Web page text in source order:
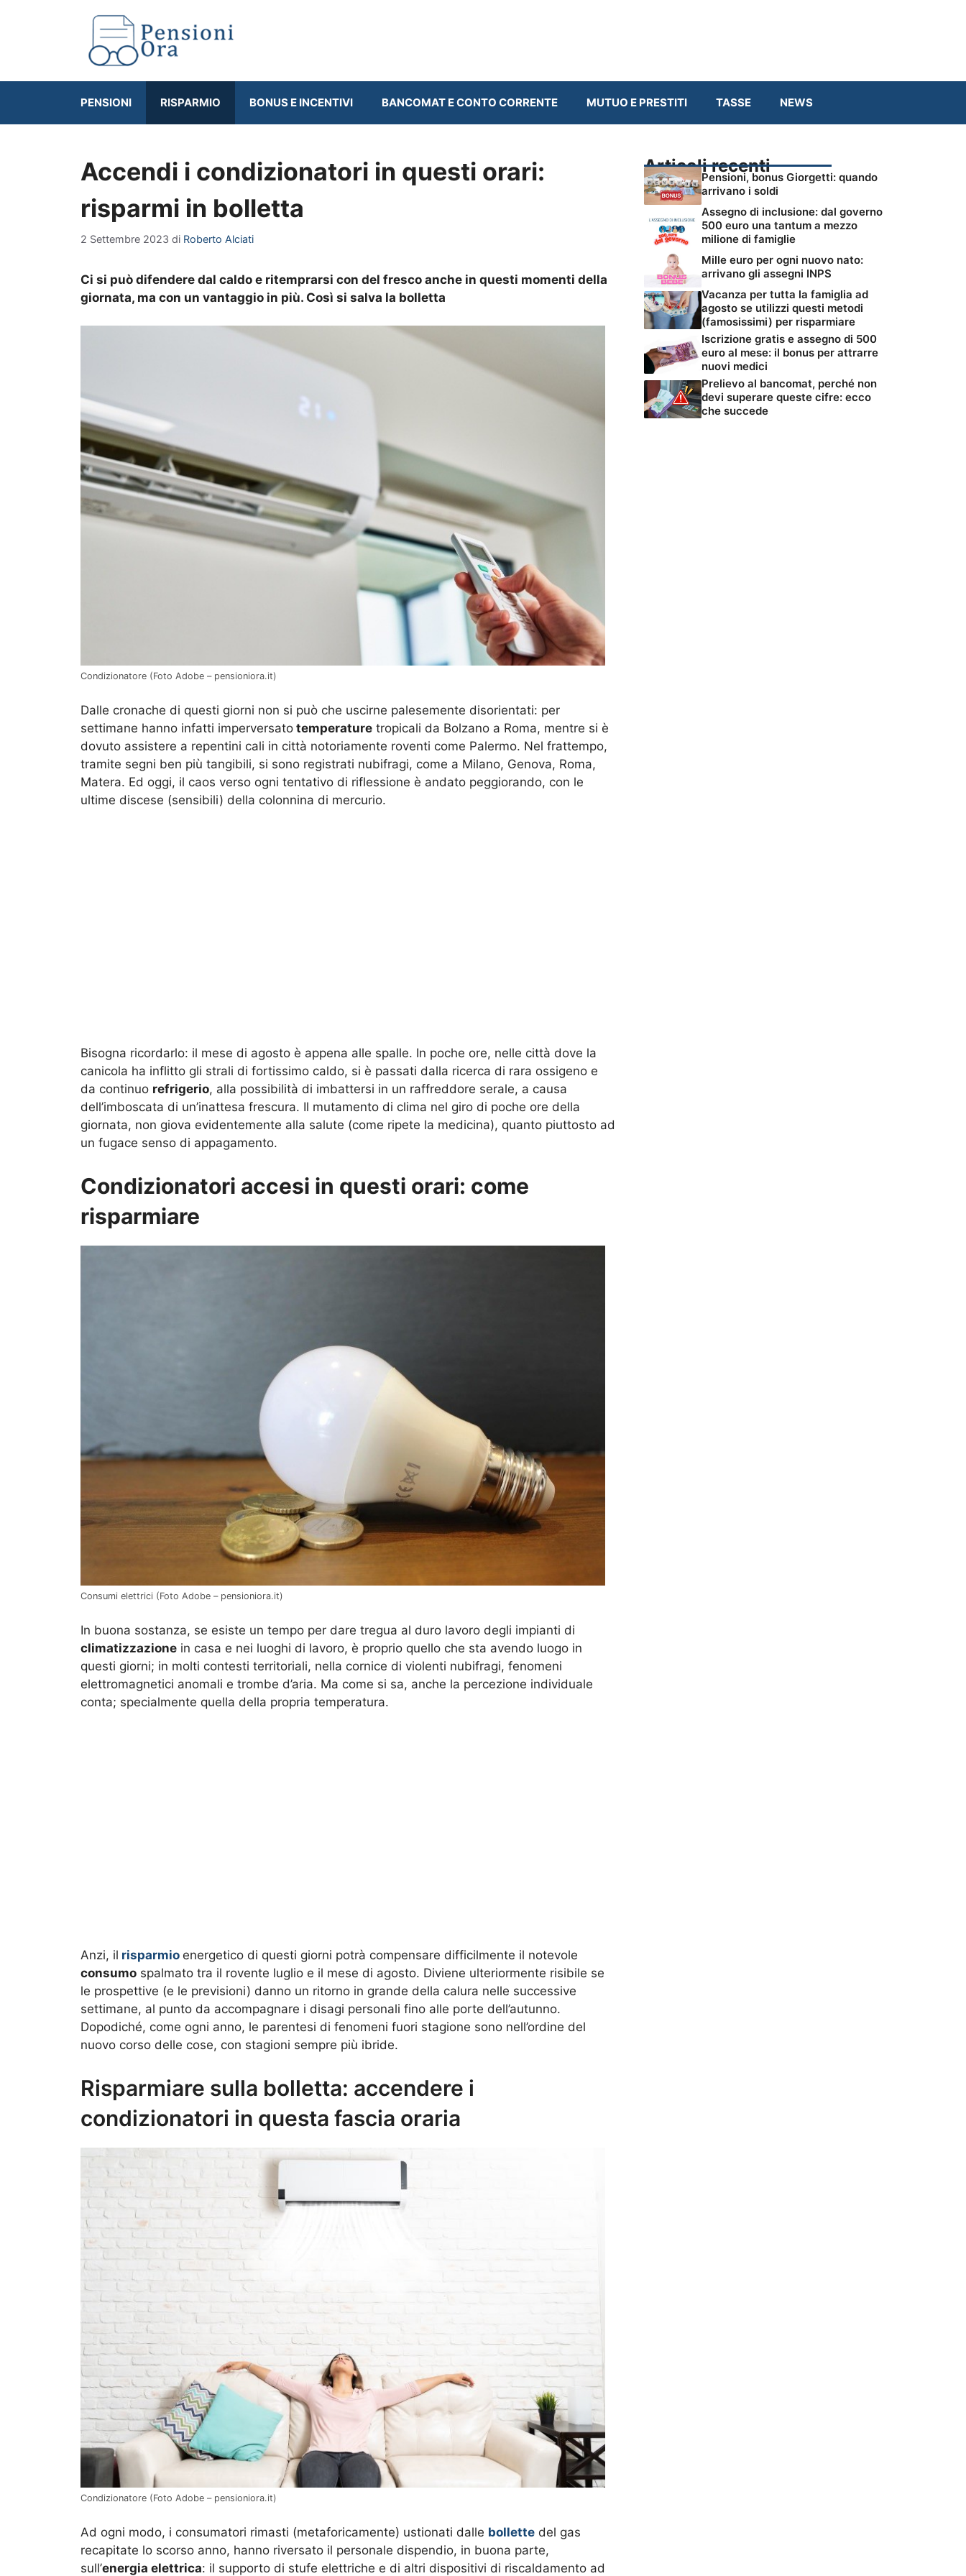
PENSIONI RISPARMIO BONUS E INCENTIVI BANCOMAT E CONTO CORRENTE MUTUO E PRESTITI TASSE NEWS
Accendi i condizionatori in questi orari:
risparmi in bolletta
2 Settembre 2023 di Roberto Alciati
Ci si può difendere dal caldo e ritemprarsi con del fresco anche in questi momenti della
giornata, ma con un vantaggio in più. Così si salva la bolletta
Condizionatore (Foto Adobe – pensioniora.it)
Dalle cronache di questi giorni non si può che uscirne palesemente disorientati: per
settimane hanno infatti imperversato temperature tropicali da Bolzano a Roma, mentre si è
dovuto assistere a repentini cali in città notoriamente roventi come Palermo. Nel frattempo,
tramite segni ben più tangibili, si sono registrati nubifragi, come a Milano, Genova, Roma,
Matera. Ed oggi, il caos verso ogni tentativo di riflessione è andato peggiorando, con le
ultime discese (sensibili) della colonnina di mercurio.
Bisogna ricordarlo: il mese di agosto è appena alle spalle. In poche ore, nelle città dove la
canicola ha inflitto gli strali di fortissimo caldo, si è passati dalla ricerca di rara ossigeno e
da continuo refrigerio, alla possibilità di imbattersi in un raffreddore serale, a causa
dell’imboscata di un’inattesa frescura. Il mutamento di clima nel giro di poche ore della
giornata, non giova evidentemente alla salute (come ripete la medicina), quanto piuttosto ad
un fugace senso di appagamento.
Condizionatori accesi in questi orari: come
risparmiare
Consumi elettrici (Foto Adobe – pensioniora.it)
In buona sostanza, se esiste un tempo per dare tregua al duro lavoro degli impianti di
climatizzazione in casa e nei luoghi di lavoro, è proprio quello che sta avendo luogo in
questi giorni; in molti contesti territoriali, nella cornice di violenti nubifragi, fenomeni
elettromagnetici anomali e trombe d’aria. Ma come si sa, anche la percezione individuale
conta; specialmente quella della propria temperatura.
Anzi, il risparmio energetico di questi giorni potrà compensare difficilmente il notevole
consumo spalmato tra il rovente luglio e il mese di agosto. Diviene ulteriormente risibile se
le prospettive (e le previsioni) danno un ritorno in grande della calura nelle successive
settimane, al punto da accompagnare i disagi personali fino alle porte dell’autunno.
Dopodiché, come ogni anno, le parentesi di fenomeni fuori stagione sono nell’ordine del
nuovo corso delle cose, con stagioni sempre più ibride.
Risparmiare sulla bolletta: accendere i
condizionatori in questa fascia oraria
Condizionatore (Foto Adobe – pensioniora.it)
Ad ogni modo, i consumatori rimasti (metaforicamente) ustionati dalle bollette del gas
recapitate lo scorso anno, hanno riversato il personale dispendio, in buona parte,
sull’energia elettrica: il supporto di stufe elettriche e di altri dispositivi di riscaldamento ad
Articoli recenti
Pensioni, bonus Giorgetti: quando
arrivano i soldi
Assegno di inclusione: dal governo
500 euro una tantum a mezzo
milione di famiglie
Mille euro per ogni nuovo nato:
arrivano gli assegni INPS
Vacanza per tutta la famiglia ad
agosto se utilizzi questi metodi
(famosissimi) per risparmiare
Iscrizione gratis e assegno di 500
euro al mese: il bonus per attrarre
nuovi medici
Prelievo al bancomat, perché non
devi superare queste cifre: ecco
che succede